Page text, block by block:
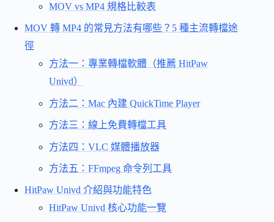
MOV vs MP4 規格比較表
MOV 轉 MP4 的常見方法有哪些？5 種主流轉檔途
徑
方法一：專業轉檔軟體（推薦 HitPaw
Univd）
方法二：Mac 內建 QuickTime Player
方法三：線上免費轉檔工具
方法四：VLC 媒體播放器
方法五：FFmpeg 命令列工具
HitPaw Univd 介紹與功能特色
HitPaw Univd 核心功能一覽